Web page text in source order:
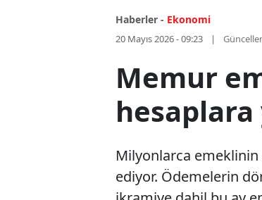
Haberler - Ekonomi
20 Mayıs 2026 - 09:23
Memur
hesaplara
Milyonlarca
ediyor. Ödemelerin